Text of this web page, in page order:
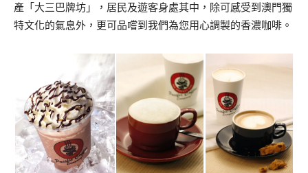
產「大三巴牌坊」，居民及遊客身處其中，除可感受到澳門獨
特文化的氣息外，更可品嚐到我們為您用心調製的香濃咖啡。